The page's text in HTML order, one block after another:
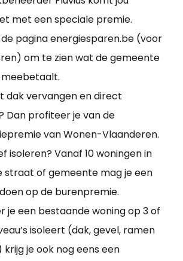
met een speciale premie.
pagina energiesparen.be (voor
om te zien wat de gemeente
dak vervangen en direct
Dan profiteer je van de
van Wonen-Vlaanderen.
isoleren? Vanaf 10 woningen in
straat of gemeente mag je een
op de burenpremie.
je een bestaande woning op 3 of
isoleert (dak, gevel, ramen
je ook nog eens een